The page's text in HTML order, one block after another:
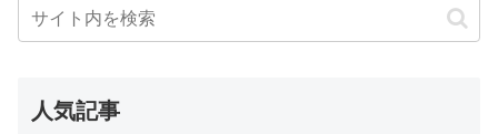
人気記事